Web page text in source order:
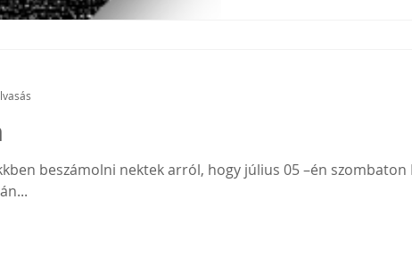
beszámolni nektek arról, hogy július 05 –én szombaton